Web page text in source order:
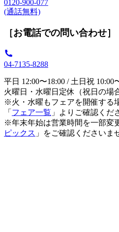
0120-900-077
(通話無料)
［お電話での問い合わせ］
04-7135-8288
平日 12:00〜18:00 / 土日祝 10:00
火曜日・水曜日定休（祝日の場
※火・水曜もフェアを開催する
「 フェア一覧 」よりご確認くだ
※年末年始は営業時間を一部変
ピックス 」をご確認くださいま